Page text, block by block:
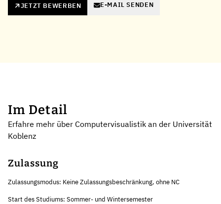
JETZT BEWERBEN E-MAIL SENDEN
Im Detail
Erfahre mehr über Computervisualistik an der Universität
Koblenz
Zulassung
Zulassungsmodus: Keine Zulassungsbeschränkung, ohne NC
Start des Studiums: Sommer- und Wintersemester